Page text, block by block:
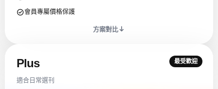
會員專屬價格保護
方案對比
Plus
適合日常選刊
最受歡迎